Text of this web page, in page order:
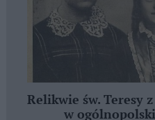
Relikwie św. Teresy
w